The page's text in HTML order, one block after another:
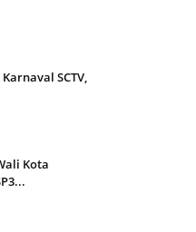
SCTV,
Kota